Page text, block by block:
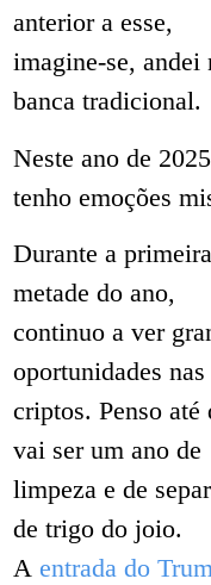
anterior a esse,
imagine-se, andei
banca tradicional.
Neste ano de 2025
tenho emoções
Durante a primeira
metade do ano,
continuo a ver
oportunidades nas
criptos. Penso até
vai ser um ano de
limpeza e de
de trigo do joio.
A entrada do